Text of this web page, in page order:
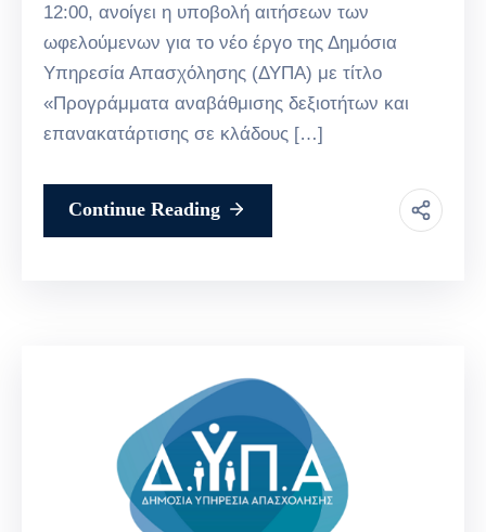
12:00, ανοίγει η υποβολή αιτήσεων των
ωφελούμενων για το νέο έργο της Δημόσια
Υπηρεσία Απασχόλησης (ΔΥΠΑ) με τίτλο
«Προγράμματα αναβάθμισης δεξιοτήτων και
επανακατάρτισης σε κλάδους […]
Continue Reading